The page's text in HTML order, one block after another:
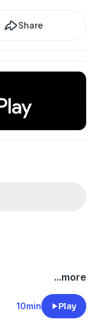
Share
...more
10min Play